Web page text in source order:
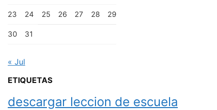
23 24 25 26 27 28 29
30 31
« Jul
ETIQUETAS
descargar leccion de escuela